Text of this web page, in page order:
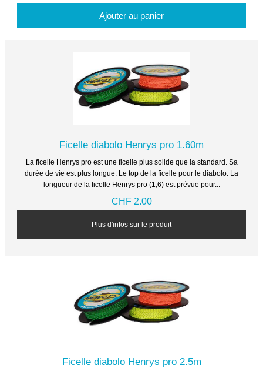
Ajouter au panier
Ficelle diabolo Henrys pro 1.60m
La ficelle Henrys pro est une ficelle plus solide que la standard. Sa
durée de vie est plus longue. Le top de la ficelle pour le diabolo. La
longueur de la ficelle Henrys pro (1,6) est prévue pour...
CHF 2.00
Plus d'infos sur le produit
Ficelle diabolo Henrys pro 2.5m